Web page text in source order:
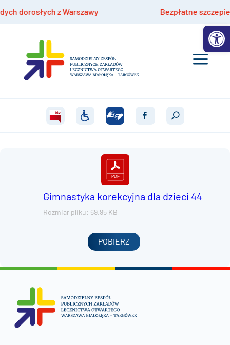
z Warszawy Bezpłatne
Gimnastyka korekcyjna dla dzieci 44
Rozmiar pliku: 69.95 KB
POBIERZ